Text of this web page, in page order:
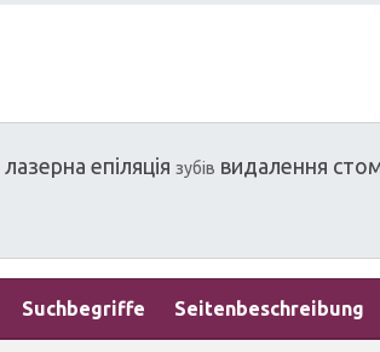
лазерна епіляція зубів видалення
Suchbegriffe Seitenbeschreibung